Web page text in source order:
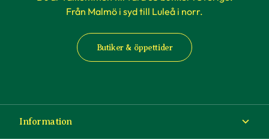
Från Malmö i syd till Luleå i norr.
Butiker & öppettider
Information